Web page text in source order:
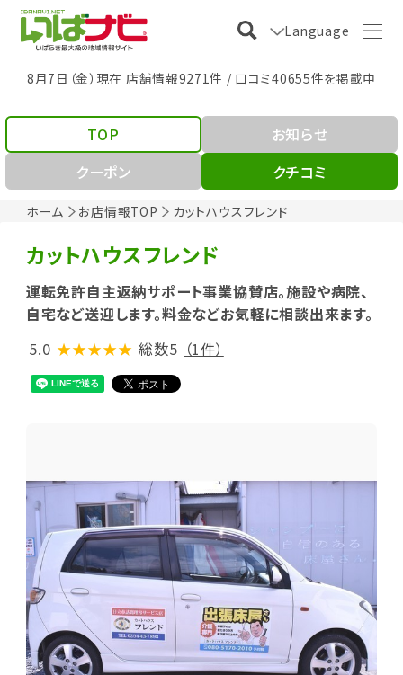
Language
8月7日（金）現在 店舗情報9271件 / 口コミ40655件を掲載中
ホーム お店情報TOP カットハウスフレンド
TOP
お知らせ
クーポン
クチコミ
カットハウスフレンド
運転免許自主返納サポート事業協賛店。施設や病院、
自宅など送迎します。料金などお気軽に相談出来ます。
5.0 ★★★★★ 総数5 （1件）